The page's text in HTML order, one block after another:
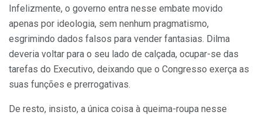
Infelizmente, o governo entra nesse embate movido
apenas por ideologia, sem nenhum pragmatismo,
esgrimindo dados falsos para vender fantasias. Dilma
deveria voltar para o seu lado de calçada, ocupar-se das
tarefas do Executivo, deixando que o Congresso exerça as
suas funções e prerrogativas.
De resto, insisto, a única coisa à queima-roupa nesse